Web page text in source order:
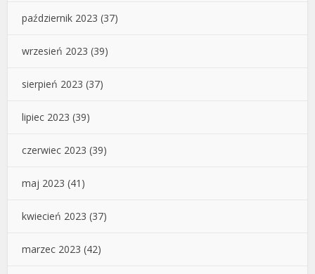
październik 2023 (37)
wrzesień 2023 (39)
sierpień 2023 (37)
lipiec 2023 (39)
czerwiec 2023 (39)
maj 2023 (41)
kwiecień 2023 (37)
marzec 2023 (42)